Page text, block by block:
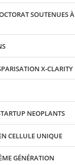
SOUTENUES À
X-CLARITY
NEOPLANTS
CELLULE UNIQUE
GÉNÉRATION